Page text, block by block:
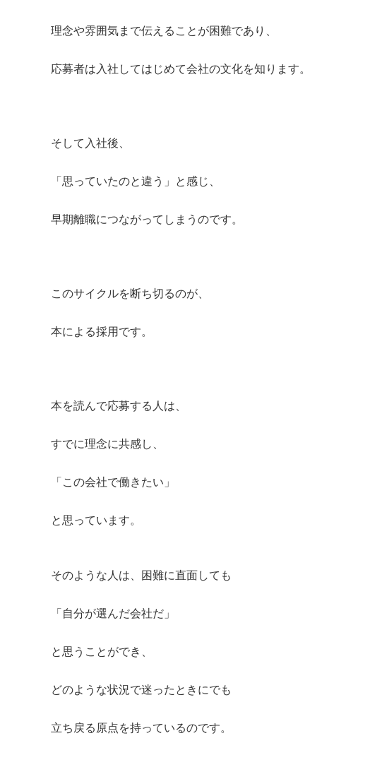
理念や雰囲気まで伝えることが困難であり、
応募者は入社してはじめて会社の文化を知ります。
そして入社後、
「思っていたのと違う」と感じ、
早期離職につながってしまうのです。
このサイクルを断ち切るのが、
本による採用です。
本を読んで応募する人は、
すでに理念に共感し、
「この会社で働きたい」
と思っています。
そのような人は、困難に直面しても
「自分が選んだ会社だ」
と思うことができ、
どのような状況で迷ったときにでも
立ち戻る原点を持っているのです。